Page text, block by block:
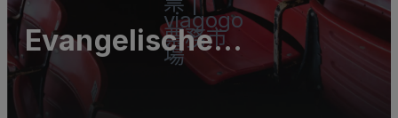
viagogo
票務市
場
Evangelische
Antholianus Kirche